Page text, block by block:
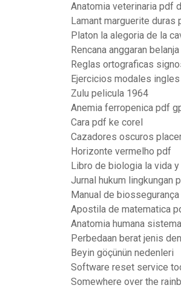
Anatomia veterinaria pdf
Lamant marguerite duras
Platon la alegoria de la
Rencana anggaran
Reglas ortograficas
Ejercicios modales
Zulu pelicula 1964
Anemia ferropenica pdf
Cara pdf ke corel
Cazadores oscuros
Horizonte vermelho pdf
Libro de biologia la vida
Jurnal hukum lingkungan
Manual de
Apostila de matematica
Anatomia humana
Perbedaan berat jenis
Beyin göçünün nedenleri
Software reset service
Somewhere over the